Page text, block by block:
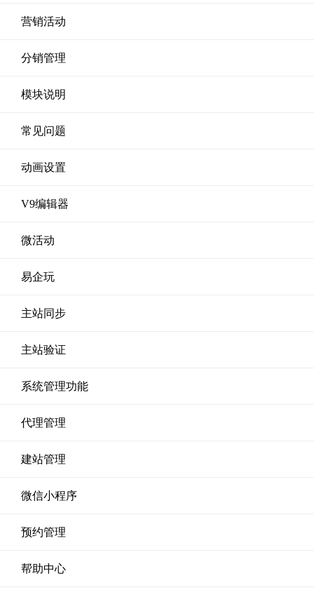
营销活动
分销管理
模块说明
常见问题
动画设置
V9编辑器
微活动
易企玩
主站同步
主站验证
系统管理功能
代理管理
建站管理
微信小程序
预约管理
帮助中心